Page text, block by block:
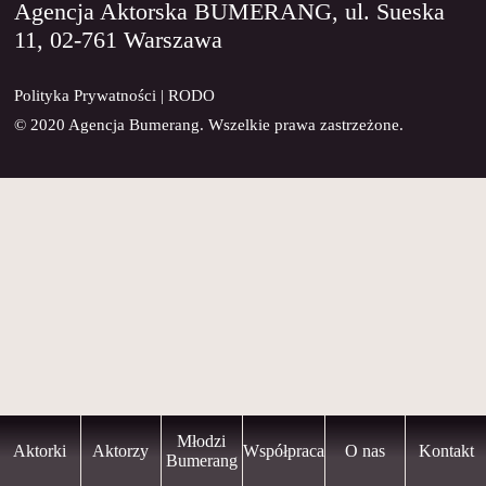
KONTAKT
Aktorki Aktorzy
Młodzi
Bumerang
Współpraca O nas Kontakt
Agencja Aktorska BUMERANG, ul. Sueska
11, 02-761 Warszawa
Polityka Prywatności |RODO
© 2020 Agencja Bumerang. Wszelkie prawa zastrzeżone.